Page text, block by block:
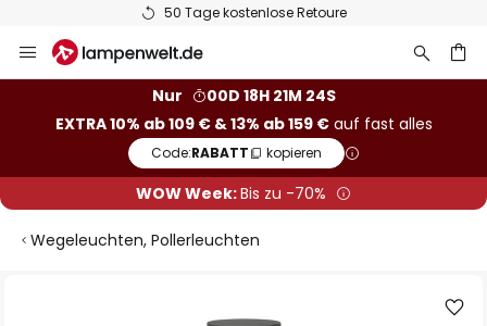
50 Tage kostenlose Retoure
Inhalt
Nur
00D 18H 21M 23S
EXTRA 10% ab 109 € & 13% ab 159 €auf fast alles
Code:RABATT kopieren
WOW Week:Bis zu -70%
Wegeleuchten, Pollerleuchten